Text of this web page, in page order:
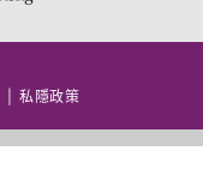
私隱政策